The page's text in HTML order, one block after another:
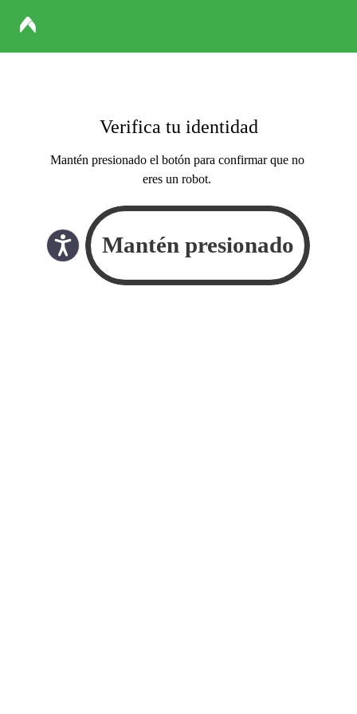
Verifica tu identidad
Mantén presionado el botón para confirmar que no
eres un robot.